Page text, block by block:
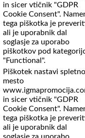
in sicer vtičnik "GDPR
Cookie Consent".
tega piškotka je
ali je uporabnik dal
soglasje za uporabo
piškotkov pod
"Functional".
Piškotek nastavi spletno
mesto
in sicer vtičnik "GDPR
Cookie Consent".
tega piškotka je
ali je uporabnik dal
soglasje za uporabo